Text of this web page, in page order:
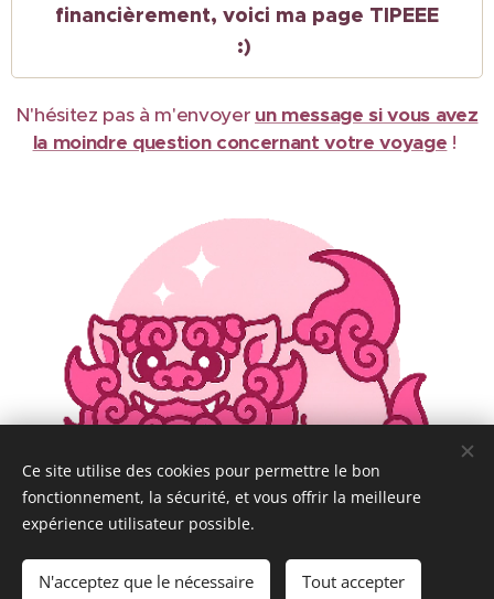
financièrement, voici ma page TIPEEE
:)
N'hésitez pas à m'envoyer un message si vous avez
la moindre question concernant votre voyage !
Ce site utilise des cookies pour permettre le bon
fonctionnement, la sécurité, et vous offrir la meilleure
expérience utilisateur possible.
N'acceptez que le nécessaire Tout accepter